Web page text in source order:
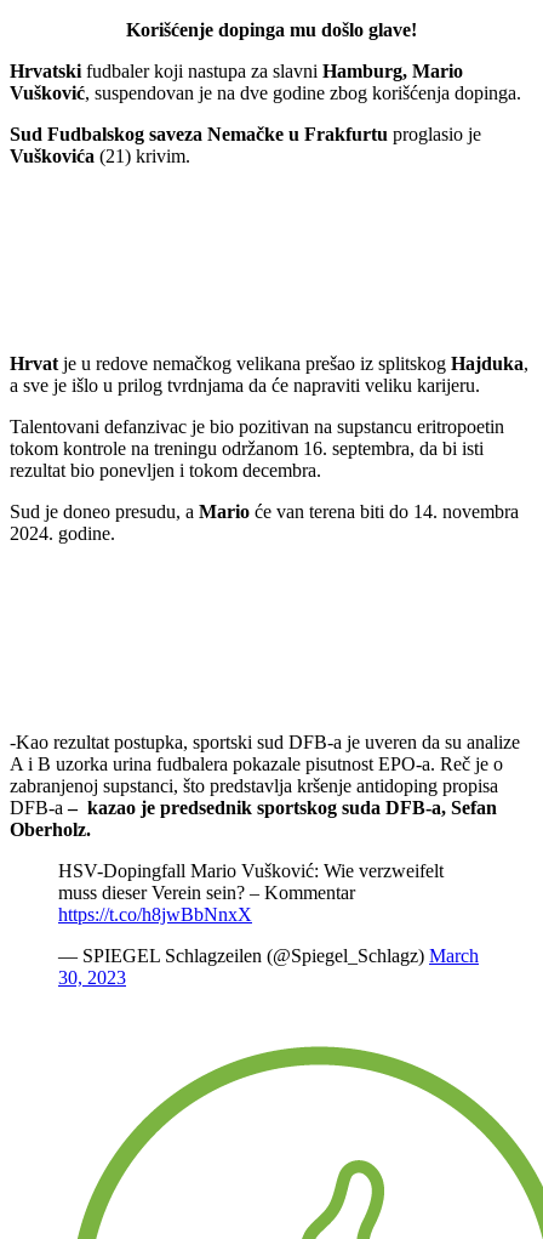
Korišćenje dopinga mu došlo glave!
Hrvatski fudbaler koji nastupa za slavni Hamburg, Mario
Vušković, suspendovan je na dve godine zbog korišćenja dopinga.
Sud Fudbalskog saveza Nemačke u Frakfurtu proglasio je
Vuškovića (21) krivim.
Hrvat je u redove nemačkog velikana prešao iz splitskog Hajduka,
a sve je išlo u prilog tvrdnjama da će napraviti veliku karijeru.
Talentovani defanzivac je bio pozitivan na supstancu eritropoetin
tokom kontrole na treningu održanom 16. septembra, da bi isti
rezultat bio ponevljen i tokom decembra.
Sud je doneo presudu, a Mario će van terena biti do 14. novembra
2024. godine.
-Kao rezultat postupka, sportski sud DFB-a je uveren da su analize
A i B uzorka urina fudbalera pokazale pisutnost EPO-a. Reč je o
zabranjenoj supstanci, što predstavlja kršenje antidoping propisa
DFB-a– kazao je predsednik sportskog suda DFB-a, Sefan
Oberholz.
HSV-Dopingfall Mario Vušković: Wie verzweifelt
muss dieser Verein sein? – Kommentar
https://t.co/h8jwBbNnxX
— SPIEGEL Schlagzeilen (@Spiegel_Schlagz) March
30, 2023